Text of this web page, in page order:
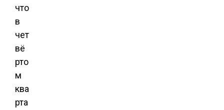
что
в
чет
вё
рто
м
ква
рта